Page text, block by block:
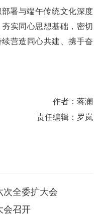
署与端午传统文化深度
实同心思想基础，密切
营造同心共建、携手奋
作者：蒋澜
责任编辑：罗岚
次全委扩大会
会召开